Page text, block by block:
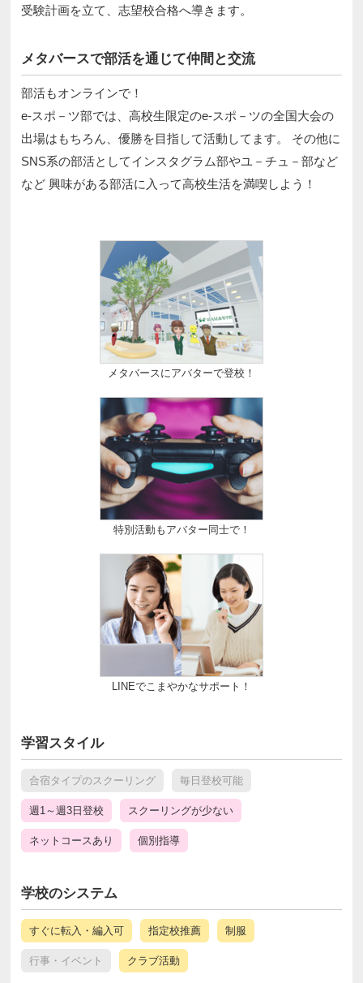
受験計画を立て、志望校合格へ導きます。
メタバースで部活を通じて仲間と交流
部活もオンラインで！
e-スポ－ツ部では、高校生限定のe-スポ－ツの全国大会の
出場はもちろん、優勝を目指して活動してます。 その他に
SNS系の部活としてインスタグラム部やユ－チュ－部など
など 興味がある部活に入って高校生活を満喫しよう！
メタバースにアバターで登校！
特別活動もアバター同士で！
LINEでこまやかなサポート！
学習スタイル
合宿タイプのスクーリング 毎日登校可能
週1～週3日登校 スクーリングが少ない
ネットコースあり 個別指導
学校のシステム
すぐに転入・編入可 指定校推薦 制服
行事・イベント クラブ活動